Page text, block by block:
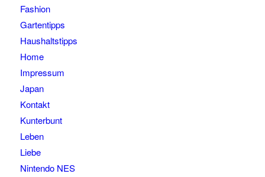
Fashion
Gartentipps
Haushaltstipps
Home
Impressum
Japan
Kontakt
Kunterbunt
Leben
Liebe
Nintendo NES